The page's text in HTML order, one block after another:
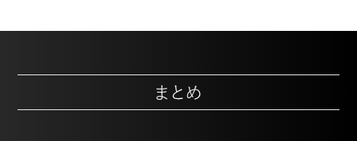
まとめ